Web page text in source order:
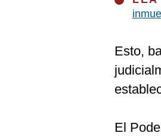
Esto,
El